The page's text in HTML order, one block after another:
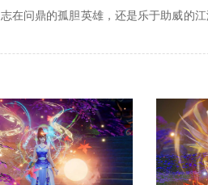
在问鼎的孤胆英雄，还是乐于助威的